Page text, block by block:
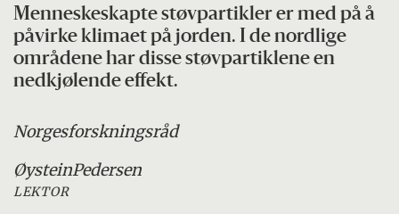
Menneskeskapte støvpartikler er med på å
påvirke klimaet på jorden. I de nordlige
områdene har disse støvpartiklene en
nedkjølende effekt.
Norgesforskningsråd
ØysteinPedersen
LEKTOR